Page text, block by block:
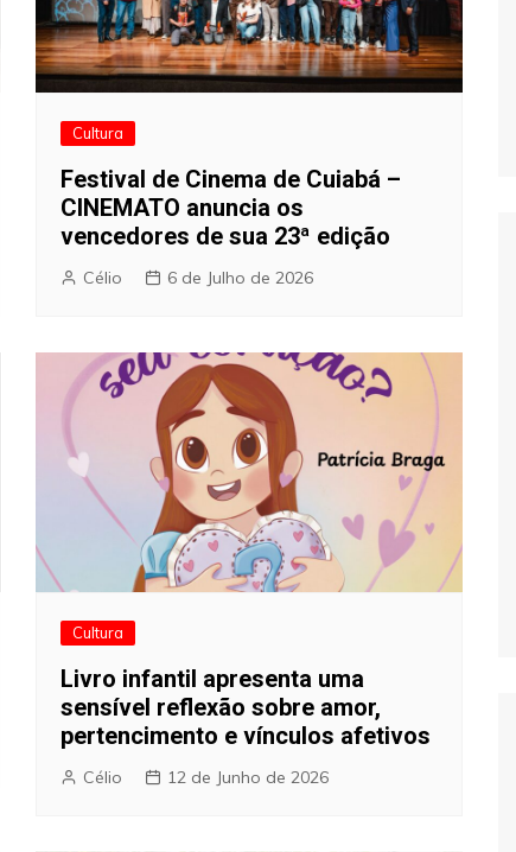
Cultura
Festival de Cinema de Cuiabá –
CINEMATO anuncia os
vencedores de sua 23ª edição
Célio 6 de Julho de 2026
Cultura
Livro infantil apresenta uma
sensível reflexão sobre amor,
pertencimento e vínculos afetivos
Célio 12 de Junho de 2026